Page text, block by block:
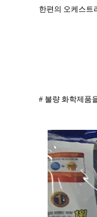
한편의 오케스트
# 불량 화학제품